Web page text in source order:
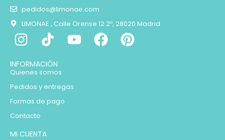
pedidos@limonae.com
LIMONAE , Calle Orense 12 2º, 28020 Madrid.
INFORMACIÓN
Quienes somos
Pedidos y entregas
Formas de pago
Contacto
MI CUENTA